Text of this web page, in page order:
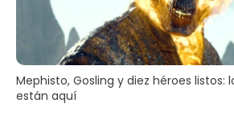
Mephisto, Gosling y diez héroes listos:
están aquí